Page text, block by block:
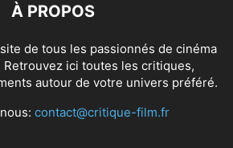
À PROPOS
de tous les passionnés de cinéma
Retrouvez ici toutes les critiques,
autour de votre univers préféré.
contact@critique-film.fr